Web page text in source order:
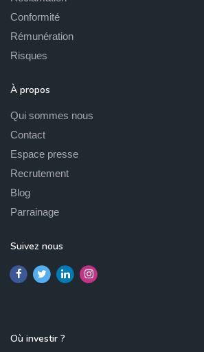
Conformité
Rémunération
Risques
À propos
Qui sommes nous
Contact
Espace presse
Recrutement
Blog
Parrainage
Suivez nous
Où investir ?